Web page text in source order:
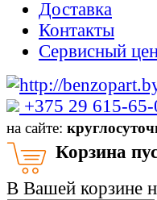
Доставка
Контакты
Сервисный
‎+375 29 615-65-
на сайте:
Корзина
В Вашей корзине